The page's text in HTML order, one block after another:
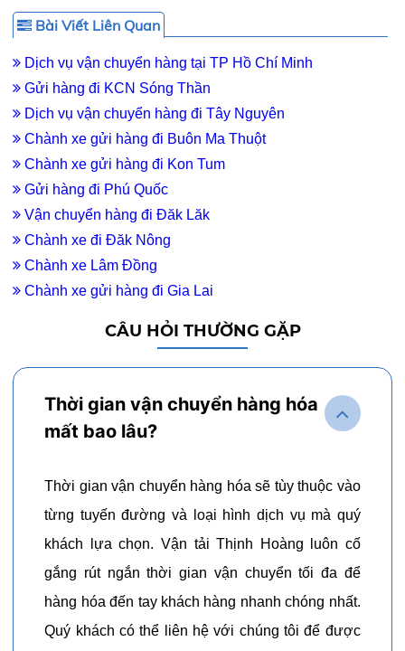
Bài Viết Liên Quan
Dịch vụ vận chuyển hàng tại TP Hồ Chí Minh
Gửi hàng đi KCN Sóng Thần
Dịch vụ vận chuyển hàng đi Tây Nguyên
Chành xe gửi hàng đi Buôn Ma Thuột
Chành xe gửi hàng đi Kon Tum
Gửi hàng đi Phú Quốc
Vận chuyển hàng đi Đăk Lăk
Chành xe đi Đăk Nông
Chành xe Lâm Đồng
Chành xe gửi hàng đi Gia Lai
CÂU HỎI THƯỜNG GẶP
Thời gian vận chuyển hàng hóa
mất bao lâu?
Thời gian vận chuyển hàng hóa sẽ tùy thuộc vào
từng tuyến đường và loại hình dịch vụ mà quý
khách lựa chọn. Vận tải Thịnh Hoàng luôn cố
gắng rút ngắn thời gian vận chuyển tối đa để
hàng hóa đến tay khách hàng nhanh chóng nhất.
Quý khách có thể liên hệ với chúng tôi để được